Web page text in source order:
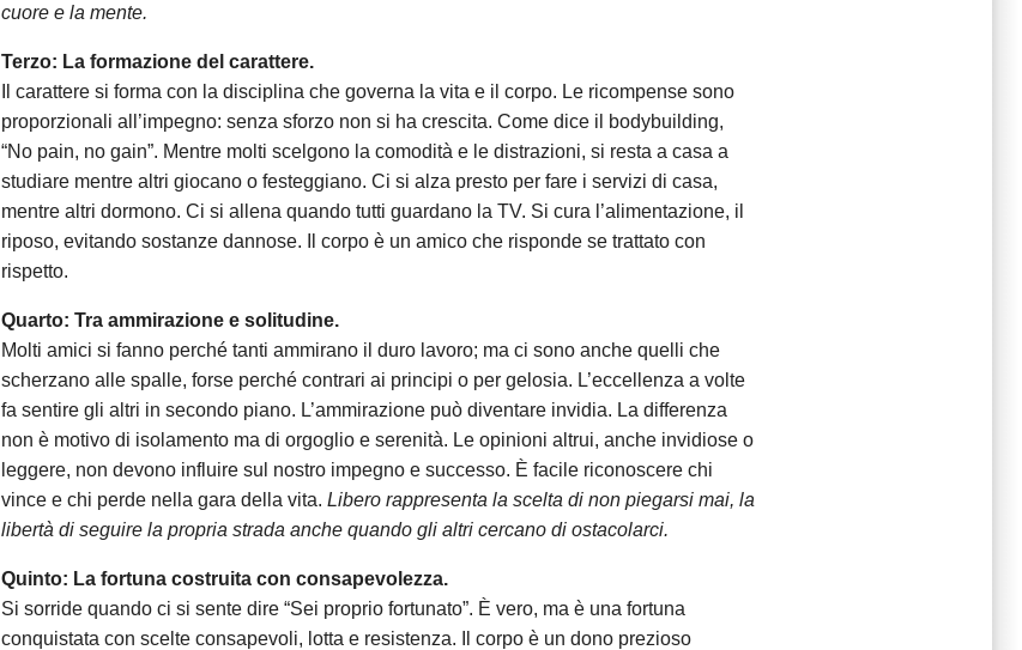
cuore e la mente.
Terzo: La formazione del carattere.
Il carattere si forma con la disciplina che governa la vita e il corpo. Le ricompense sono
proporzionali all’impegno: senza sforzo non si ha crescita. Come dice il bodybuilding,
“No pain, no gain”. Mentre molti scelgono la comodità e le distrazioni, si resta a casa a
studiare mentre altri giocano o festeggiano. Ci si alza presto per fare i servizi di casa,
mentre altri dormono. Ci si allena quando tutti guardano la TV. Si cura l’alimentazione, il
riposo, evitando sostanze dannose. Il corpo è un amico che risponde se trattato con
rispetto.
Quarto: Tra ammirazione e solitudine.
Molti amici si fanno perché tanti ammirano il duro lavoro; ma ci sono anche quelli che
scherzano alle spalle, forse perché contrari ai principi o per gelosia. L’eccellenza a volte
fa sentire gli altri in secondo piano. L’ammirazione può diventare invidia. La differenza
non è motivo di isolamento ma di orgoglio e serenità. Le opinioni altrui, anche invidiose o
leggere, non devono influire sul nostro impegno e successo. È facile riconoscere chi
vince e chi perde nella gara della vita. Libero rappresenta la scelta di non piegarsi mai, la
libertà di seguire la propria strada anche quando gli altri cercano di ostacolarci.
Quinto: La fortuna costruita con consapevolezza.
Si sorride quando ci si sente dire “Sei proprio fortunato”. È vero, ma è una fortuna
conquistata con scelte consapevoli, lotta e resistenza. Il corpo è un dono prezioso